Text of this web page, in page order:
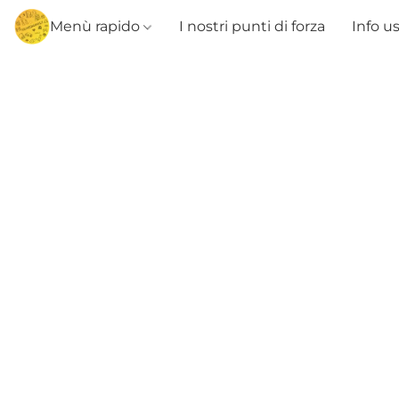
Menù rapido I nostri punti di forza Info